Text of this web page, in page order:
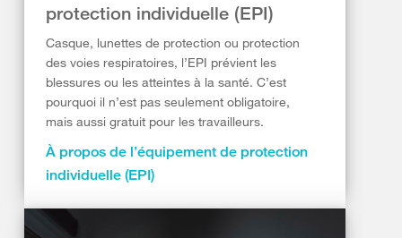
protection individuelle (EPI)
Casque, lunettes de protection ou protection
des voies respiratoires, l’EPI prévient les
blessures ou les atteintes à la santé. C’est
pourquoi il n’est pas seulement obligatoire,
mais aussi gratuit pour les travailleurs.
À propos de l’équipement de protection
individuelle (EPI)